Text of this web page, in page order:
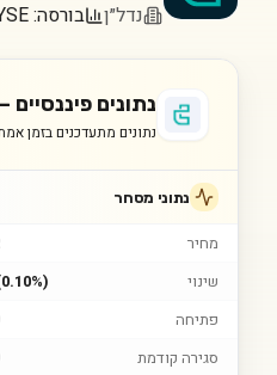
נדל״ן בורסה:
נתונים פיננסיים
נתונים מתעדכנים בזמן
נתוני מסחר
מחיר
שינוי
פתיחה
סגירה קודמת